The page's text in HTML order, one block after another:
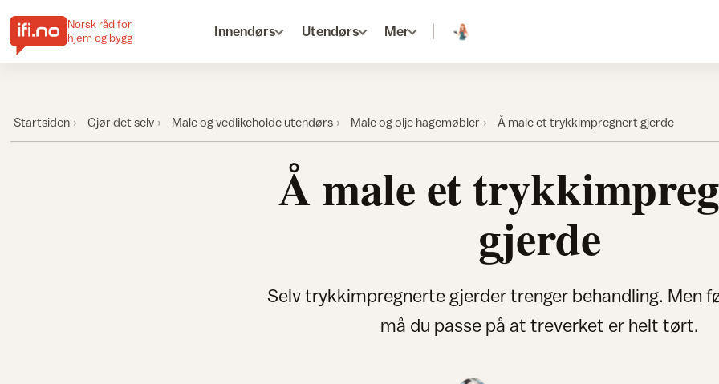
Norsk råd for
hjem og bygg
Innendørs Utendørs Mer
Startsiden Gjør det selv Male og vedlikeholde utendørs Male og olje hagemøbler Å male et trykkimpregnert gjerde
Å male et
gjerde
Selv trykkimpregnerte gjerder trenger behandling. Men
må du passe på at treverket er helt tørt.